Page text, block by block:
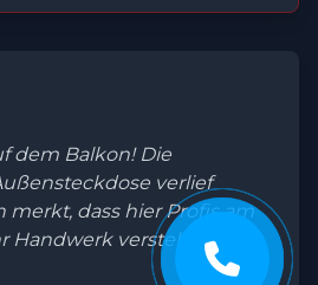
dem Balkon! Die
verlief
merkt, dass hier Profis am
Handwerk verstehen."